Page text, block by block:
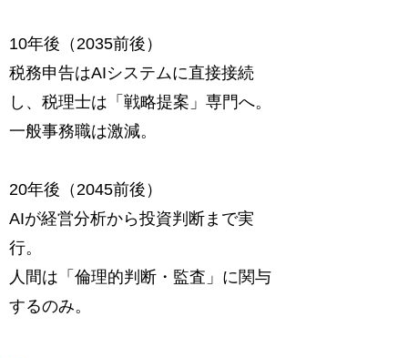
10年後（2035前後）
税務申告はAIシステムに直接接続
し、税理士は「戦略提案」専門へ。
一般事務職は激減。
20年後（2045前後）
AIが経営分析から投資判断まで実
行。
人間は「倫理的判断・監査」に関与
するのみ。